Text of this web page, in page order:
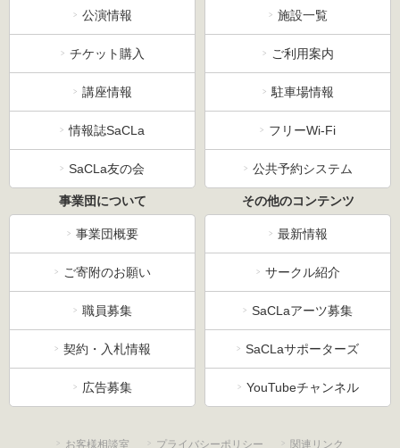
公演情報
チケット購入
講座情報
情報誌SaCLa
SaCLa友の会
施設一覧
ご利用案内
駐車場情報
フリーWi-Fi
公共予約システム
事業団について
事業団概要
ご寄附のお願い
職員募集
契約・入札情報
広告募集
その他のコンテンツ
最新情報
サークル紹介
SaCLaアーツ募集
SaCLaサポーターズ
YouTubeチャンネル
お客様相談室 プライバシーポリシー 関連リンク